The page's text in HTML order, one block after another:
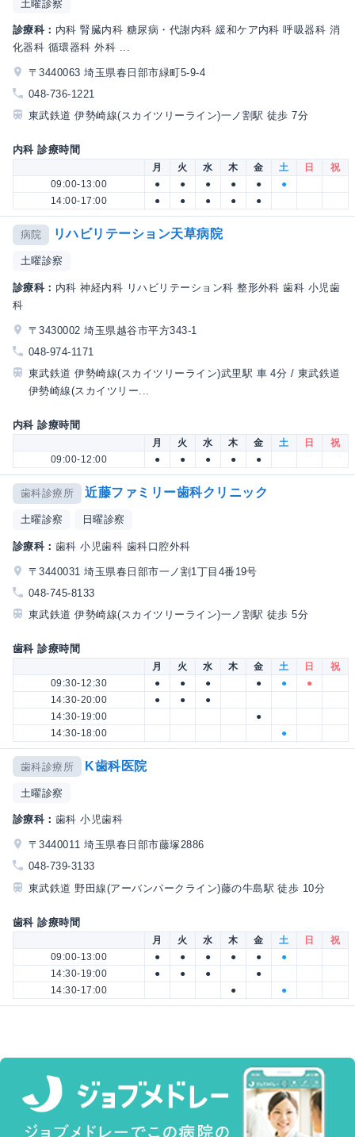
土曜診察
診療科： 内科 腎臓内科 糖尿病・代謝内科 緩和ケア内科 呼吸器科 消
化器科 循環器科 外科 ...
〒3440063 埼玉県春日部市緑町5-9-4
048-736-1221
東武鉄道 伊勢崎線(スカイツリーライン)一ノ割駅 徒歩 7分
内科 診療時間
月 火 水 木 金 土 日
祝
09:00-13:00
● ● ● ● ●
●
14:00-17:00
● ● ● ● ●
病院 リハビリテーション天草病院
土曜診察
診療科： 内科 神経内科 リハビリテーション科 整形外科 歯科 小児歯
科
〒3430002 埼玉県越谷市平方343-1
048-974-1171
東武鉄道 伊勢崎線(スカイツリーライン)武里駅 車 4分 / 東武鉄道
伊勢崎線(スカイツリー...
内科 診療時間
月 火 水 木 金 土 日
祝
09:00-12:00
● ● ● ● ●
歯科診療所 近藤ファミリー歯科クリニック
土曜診察 日曜診察
診療科： 歯科 小児歯科 歯科口腔外科
〒3440031 埼玉県春日部市一ノ割1丁目4番19号
048-745-8133
東武鉄道 伊勢崎線(スカイツリーライン)一ノ割駅 徒歩 5分
歯科 診療時間
月 火 水 木 金 土 日
祝
09:30-12:30
● ● ● ● ●
●
14:30-20:00
● ●
●
14:30-19:00
●
14:30-18:00
●
歯科診療所 K歯科医院
土曜診察
診療科： 歯科 小児歯科
〒3440011 埼玉県春日部市藤塚2886
048-739-3133
東武鉄道 野田線(アーバンパークライン)藤の牛島駅 徒歩 10分
歯科 診療時間
月 火 水 木 金 土 日
祝
09:00-13:00
● ● ● ● ●
●
14:30-19:00
● ● ●
●
14:30-17:00
● ●